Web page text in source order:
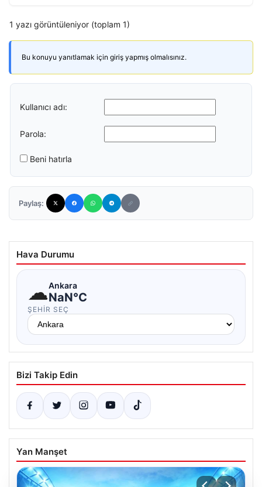
1 yazı görüntüleniyor (toplam 1)
Bu konuyu yanıtlamak için giriş yapmış olmalısınız.
Kullanıcı adı:
Parola:
Beni hatırla
Paylaş:
Hava Durumu
☁Ankara
NaN°C
ŞEHIR SEÇ
Bizi Takip Edin
Yan Manşet